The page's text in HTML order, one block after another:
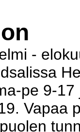
-
pe 9-17
Vapaa